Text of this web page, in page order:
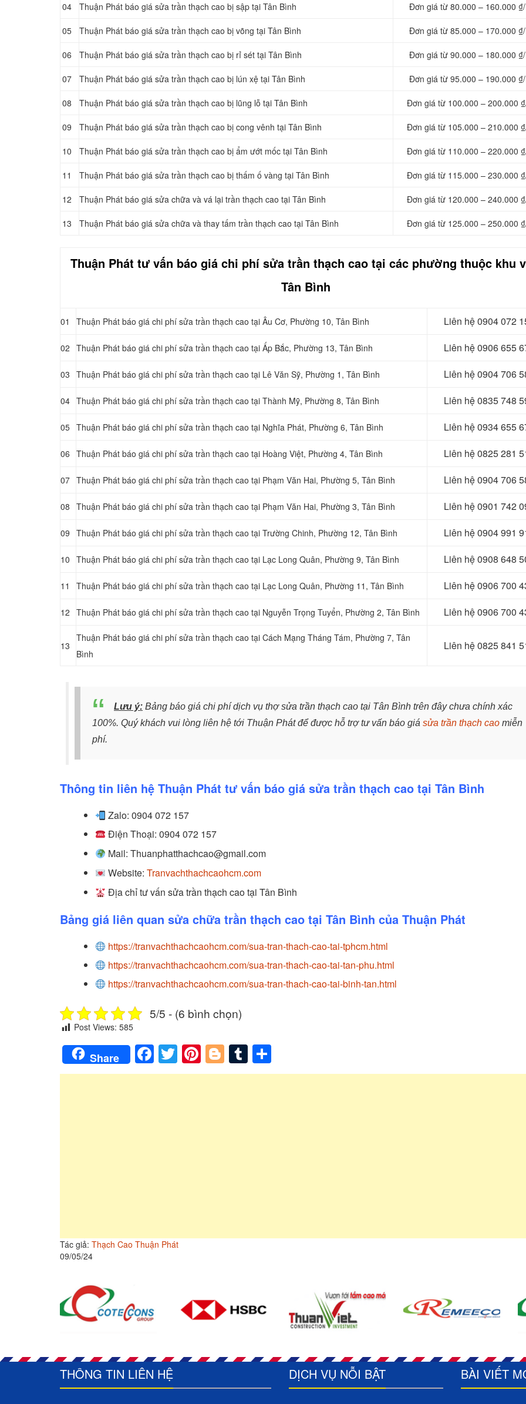
04 Thuận Phát báo giá sửa trần thạch cao bị sập tại Tân Bình Đơn giá từ 80.000 – 160.000 ₫/
05 Thuận Phát báo giá sửa trần thạch cao bị võng tại Tân Bình Đơn giá từ 85.000 – 170.000 ₫/
06 Thuận Phát báo giá sửa trần thạch cao bị rỉ sét tại Tân Bình Đơn giá từ 90.000 – 180.000 ₫/
07 Thuận Phát báo giá sửa trần thạch cao bị lún xệ tại Tân Bình Đơn giá từ 95.000 – 190.000 ₫/
08 Thuận Phát báo giá sửa trần thạch cao bị lũng lỗ tại Tân Bình Đơn giá từ 100.000 – 200.000
09 Thuận Phát báo giá sửa trần thạch cao bị cong vênh tại Tân Bình Đơn giá từ 105.000 – 210.000
10 Thuận Phát báo giá sửa trần thạch cao bị ẩm ướt mốc tại Tân Bình Đơn giá từ 110.000 – 220.000
11 Thuận Phát báo giá sửa trần thạch cao bị thấm ố vàng tại Tân Bình Đơn giá từ 115.000 – 230.000
12 Thuận Phát báo giá sửa chữa và vá lại trần thạch cao tại Tân Bình Đơn giá từ 120.000 – 240.000
13 Thuận Phát báo giá sửa chữa và thay tấm trần thạch cao tại Tân Bình Đơn giá từ 125.000 – 250.000
Thuận Phát tư vấn báo giá chi phí sửa trần thạch cao tại các phường thuộc khu
Tân Bình
01 Thuận Phát báo giá chi phí sửa trần thạch cao tại Âu Cơ, Phường 10, Tân Bình Liên hệ 0904 072
02 Thuận Phát báo giá chi phí sửa trần thạch cao tại Ấp Bắc, Phường 13, Tân Bình Liên hệ 0906 655
03 Thuận Phát báo giá chi phí sửa trần thạch cao tại Lê Văn Sỹ, Phường 1, Tân Bình Liên hệ0904 706
04 Thuận Phát báo giá chi phí sửa trần thạch cao tại Thành Mỹ, Phường 8, Tân Bình Liên hệ0835 748
05 Thuận Phát báo giá chi phí sửa trần thạch cao tại Nghĩa Phát, Phường 6, Tân Bình Liên hệ0934 655
06 Thuận Phát báo giá chi phí sửa trần thạch cao tại Hoàng Việt, Phường 4, Tân Bình Liên hệ0825 281
07 Thuận Phát báo giá chi phí sửa trần thạch cao tại Phạm Văn Hai, Phường 5, Tân Bình Liên hệ0904 706
08 Thuận Phát báo giá chi phí sửa trần thạch cao tại Phạm Văn Hai, Phường 3, Tân Bình Liên hệ0901 742
09 Thuận Phát báo giá chi phí sửa trần thạch cao tại Trường Chinh, Phường 12, Tân Bình Liên hệ0904 991
10 Thuận Phát báo giá chi phí sửa trần thạch cao tại Lạc Long Quân, Phường 9, Tân Bình Liên hệ0908 648
11 Thuận Phát báo giá chi phí sửa trần thạch cao tại Lạc Long Quân, Phường 11, Tân Bình Liên hệ0906 700
12 Thuận Phát báo giá chi phí sửa trần thạch cao tại Nguyễn Trọng Tuyển, Phường 2, Tân Bình Liên hệ0906 700
13
Thuận Phát báo giá chi phí sửa trần thạch cao tại Cách Mạng Tháng Tám, Phường 7, Tân
Bình
Liên hệ0825 841
Lưu ý: Bảng báo giá chi phí dịch vụ thợ sửa trần thạch cao tại Tân Bình trên đây chưa chính xác
100%. Quý khách vui lòng liên hệ tới Thuận Phát để được hỗ trợ tư vấn báo giá sửa trần thạch cao miễn
phí.
Thông tin liên hệ Thuận Phát tư vấn báo giá sửa trần thạch cao tại Tân Bình
Zalo: 0904 072 157
Điện Thoại: 0904 072 157
Mail: Thuanphatthachcao@gmail.com
Website:Tranvachthachcaohcm.com
Địa chỉ tư vấn sửa trần thạch cao tại Tân Bình
Bảng giá liên quan sửa chữa trần thạch cao tại Tân Bình của Thuận Phát
https://tranvachthachcaohcm.com/sua-tran-thach-cao-tai-tphcm.html
https://tranvachthachcaohcm.com/sua-tran-thach-cao-tai-tan-phu.html
https://tranvachthachcaohcm.com/sua-tran-thach-cao-tai-binh-tan.html
5/5 - (6 bình chọn)
Post Views: 585
Share Facebook
Twitter
Pinterest
Blogger
Tumblr
Tác giả: Thạch Cao Thuận Phát
09/05/24
THÔNG TIN LIÊN HỆ DỊCH VỤ NỖI BẬT BÀI VIẾT